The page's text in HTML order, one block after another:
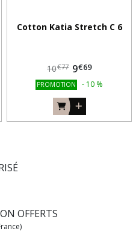
Cotton Katia Stretch C 6
10€77 9€69
PROMOTION - 10 %
OFFERTS